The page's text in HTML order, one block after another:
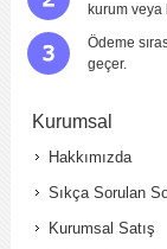
kurum veya
Ödeme
geçer.
Kurumsal
Hakkımızda
Sıkça Sorulan
Kurumsal Satış